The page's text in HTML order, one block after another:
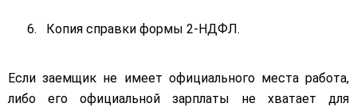
Копия справки формы 2-НДФЛ.
Если заемщик не имеет официального места работа,
либо его официальной зарплаты не хватает для